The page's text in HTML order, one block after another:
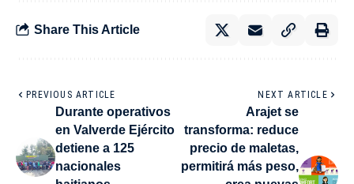
Share This Article
PREVIOUS ARTICLE
Durante operativos
en Valverde Ejército
detiene a 125
nacionales
NEXT ARTICLE
Arajet se
transforma: reduce
precio de maletas,
permitirá más peso,